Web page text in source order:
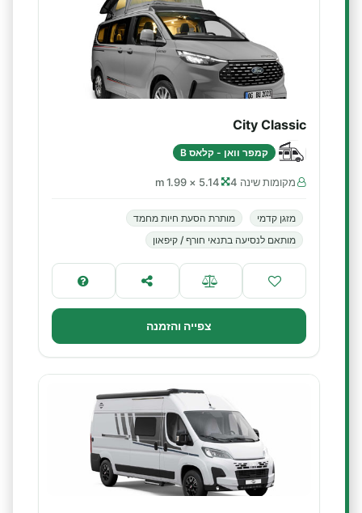
City Classic
קמפר וואן - קלאס B
מקומות שינה 4 5.14 × 1.99 m
מזגן קדמי
מותרת הסעת חיות מחמד
מותאם לנסיעה בתנאי חורף / קיפאון
צפייה והזמנה